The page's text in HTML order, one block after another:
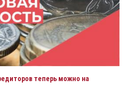
теперь можно на